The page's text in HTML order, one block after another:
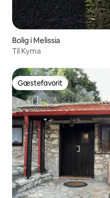
Bolig i Melissia
Til Kyma
Gæstefavorit
Gæstefavorit